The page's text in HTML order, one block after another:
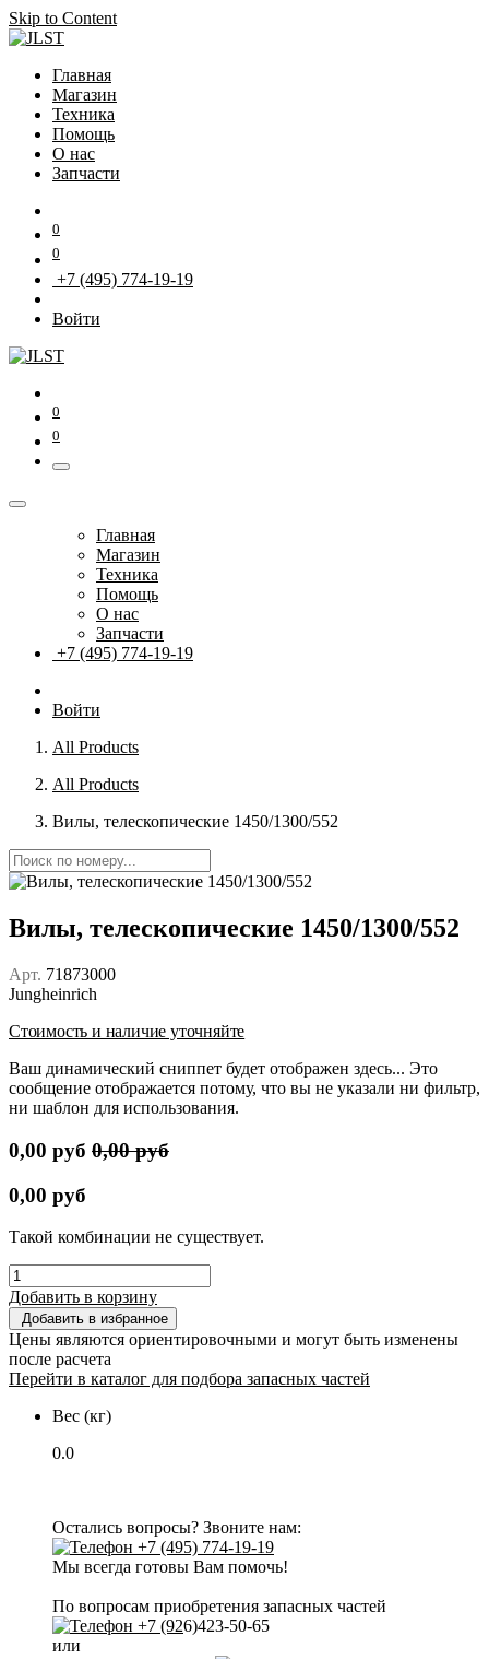
Skip to Content
Главная
Магазин
Техника
Помощь
О нас
Запчасти
0
0
+7 (495) 774-19-19
Войти
0
0
Главная
Магазин
Техника
Помощь
О нас
Запчасти
+7 (495) 774-19-19
Войти
All Products
All Products
Вилы, телескопические 1450/1300/552
Вилы, телескопические 1450/1300/552
Арт. 71873000
Jungheinrich
Стоимость и наличие уточняйте
Ваш динамический сниппет будет отображен здесь... Это
сообщение отображается потому, что вы не указали ни фильтр,
ни шаблон для использования.
0,00 руб 0,00руб
0,00 руб
Такой комбинации не существует.
Добавить в корзину
Добавить в избранное
Цены являются ориентировочными и могут быть изменены
после расчета
Перейти в каталог для подбора запасных частей
Вес (кг)
0.0
Остались вопросы? Звоните нам:
+7 (495) 774-19-19
Мы всегда готовы Вам помочь!
По вопросам приобретения запасных частей
+7 (926)423-50-65
или